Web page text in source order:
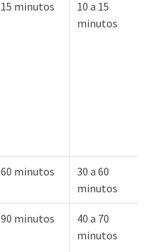
15 minutos
10 a 15
minutos
60 minutos
30 a 60
minutos
90 minutos
40 a 70
minutos